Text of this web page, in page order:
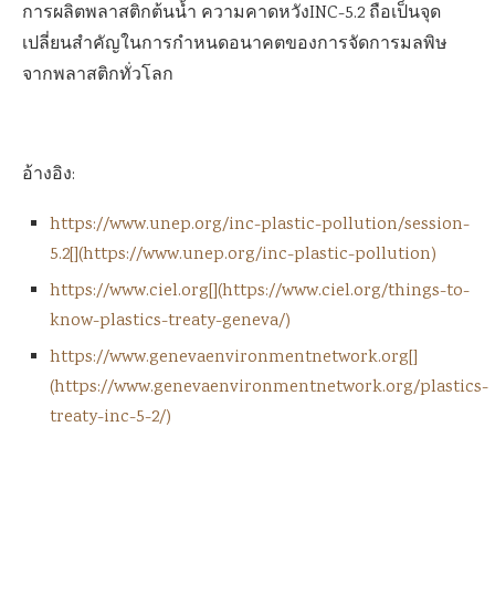
การผลิตพลาสติกต้นน้ำ ความคาดหวังINC-5.2 ถือเป็นจุด
เปลี่ยนสำคัญในการกำหนดอนาคตของการจัดการมลพิษ
จากพลาสติกทั่วโลก
อ้างอิง:
https://www.unep.org/inc-plastic-pollution/session-
5.2[](https://www.unep.org/inc-plastic-pollution)
https://www.ciel.org[](https://www.ciel.org/things-to-
know-plastics-treaty-geneva/)
https://www.genevaenvironmentnetwork.org[]
(https://www.genevaenvironmentnetwork.org/plastics-
treaty-inc-5-2/)